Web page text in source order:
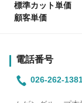
標準カット単価
顧客単価
電話番号
026-262-